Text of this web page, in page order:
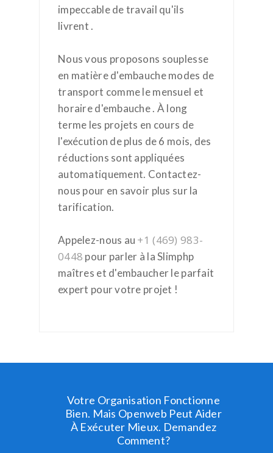
impeccable de travail qu'ils
livrent .
Nous vous proposons souplesse
en matière d'embauche modes de
transport comme le mensuel et
horaire d'embauche . À long
terme les projets en cours de
l'exécution de plus de 6 mois, des
réductions sont appliquées
automatiquement. Contactez-
nous pour en savoir plus sur la
tarification.
Appelez-nous au +1 (469) 983-
0448 pour parler à la Slimphp
maîtres et d'embaucher le parfait
expert pour votre projet !
Votre Organisation Fonctionne
Bien. Mais Openweb Peut Aider
À Exécuter Mieux. Demandez
Comment?